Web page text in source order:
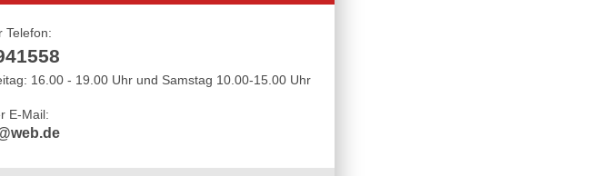
Telefon:
16.00 - 19.00 Uhr und Samstag 10.00-15.00 Uhr
E-Mail: